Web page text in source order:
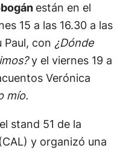
están en el
15 a las 16.30 a las
Paul, con ¿Dónde
y el viernes 19 a
Verónica
mío.
stand 51 de la
y organizó una